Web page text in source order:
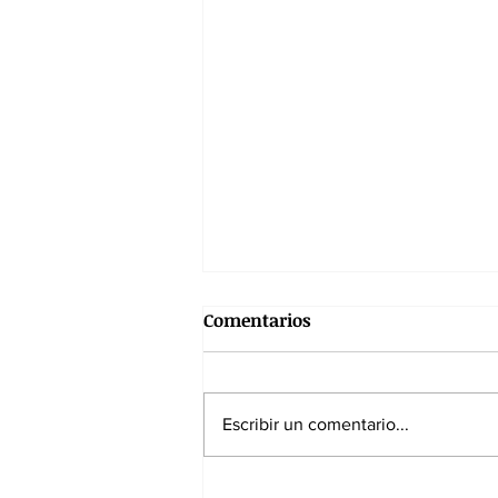
Comentarios
Escribir un comentario...